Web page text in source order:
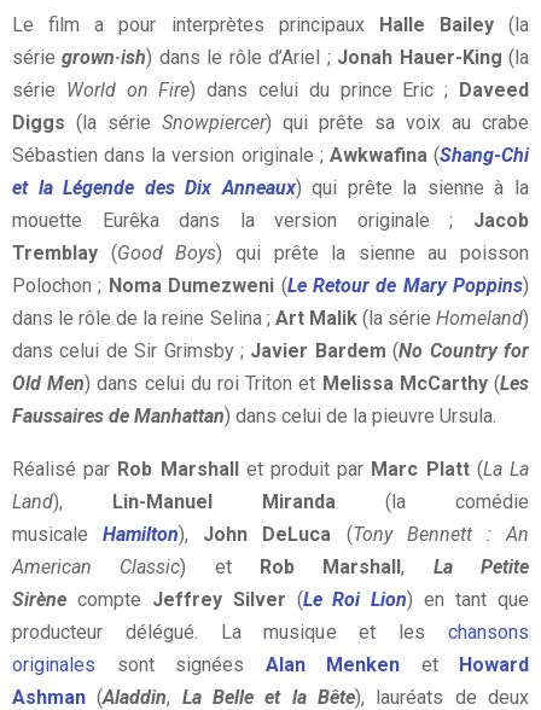
Le film a pour interprètes principaux Halle Bailey(la
sériegrown·ish) dans le rôle d’Ariel ; Jonah Hauer-King (la
série World on Fire) dans celui du prince Eric ; Daveed
Diggs (la série Snowpiercer) qui prête sa voix au crabe
Sébastien dans la version originale ; Awkwafina (Shang-Chi
et la Légende des Dix Anneaux) qui prête la sienne à la
mouette Eurêka dans la version originale ; Jacob
Tremblay (Good Boys) qui prête la sienne au poisson
Polochon ; Noma Dumezweni (Le Retour de Mary Poppins)
dans le rôle de la reine Selina ; Art Malik(la sérieHomeland)
dans celui de Sir Grimsby ; Javier Bardem (No Country for
Old Men) dans celui du roi Triton et Melissa McCarthy(Les
Faussaires de Manhattan) dans celui de la pieuvre Ursula.
Réalisé par Rob Marshallet produit par Marc Platt(La La
Land), Lin-Manuel Miranda (la comédie
musicaleHamilton), John DeLuca (Tony Bennett : An
American Classic) etRob Marshall, La Petite
Sirène compte Jeffrey Silver (Le Roi Lion) en tant que
producteur délégué. La musique et les chansons
originales sont signées Alan Menken et Howard
Ashman (Aladdin, La Belle et la Bête), lauréats de deux